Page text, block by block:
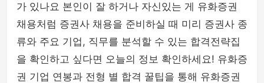
가 있나요 본인이 잘 하거나 자신있는 게 유화증권
채용처럼 증권사 채용을 준비하실 때 미리 증권사 종
류와 주요 기업, 직무를 분석할 수 있는 합격전략집
을 확인하고 싶다면 오늘의 정보 확인하세요! 유화증
권 기업 연봉과 전형 별 합격 꿀팁을 통해 유화증권